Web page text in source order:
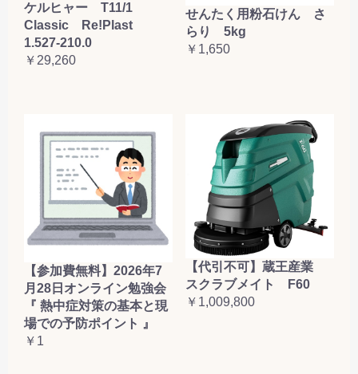
ケルヒャー T11/1
Classic Re!Plast
1.527-210.0
￥29,260
せんたく用粉石けん さ
らり 5kg
￥1,650
【参加費無料】2026年7
月28日オンライン勉強会
『 熱中症対策の基本と現
場での予防ポイント 』
￥1
【代引不可】蔵王産業
スクラブメイト F60
￥1,009,800